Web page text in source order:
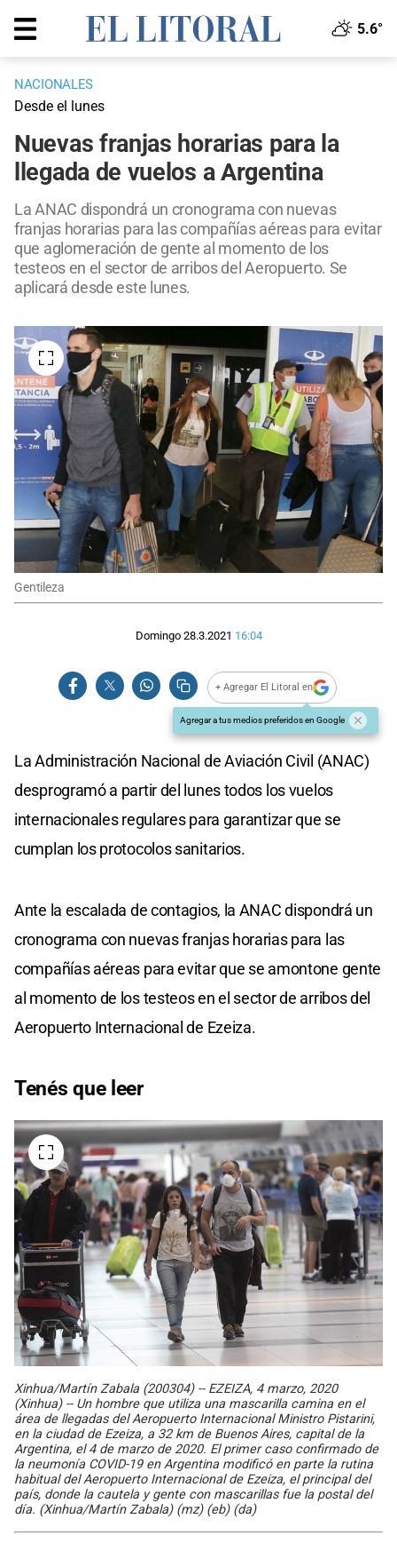
5.6°
NACIONALES
Desde el lunes
Nuevas franjas horarias para la
llegada de vuelos a Argentina
La ANAC dispondrá un cronograma con nuevas
franjas horarias para las compañías aéreas para evitar
que aglomeración de gente al momento de los
testeos en el sector de arribos del Aeropuerto. Se
aplicará desde este lunes.
Gentileza
Domingo 28.3.2021 16:04
+ Agregar El Litoral en
Agregar a tus medios preferidos en Google
La Administración Nacional de Aviación Civil (ANAC)
desprogramó a partir del lunes todos los vuelos
internacionales regulares para garantizar que se
cumplan los protocolos sanitarios.
Ante la escalada de contagios, la ANAC dispondrá un
cronograma con nuevas franjas horarias para las
compañías aéreas para evitar que se amontone gente
al momento de los testeos en el sector de arribos del
Aeropuerto Internacional de Ezeiza.
Tenés que leer
Xinhua/Martín Zabala (200304) -- EZEIZA, 4 marzo, 2020
(Xinhua) -- Un hombre que utiliza una mascarilla camina en el
área de llegadas del Aeropuerto Internacional Ministro Pistarini,
en la ciudad de Ezeiza, a 32 km de Buenos Aires, capital de la
Argentina, el 4 de marzo de 2020. El primer caso confirmado de
la neumonía COVID-19 en Argentina modificó en parte la rutina
habitual del Aeropuerto Internacional de Ezeiza, el principal del
país, donde la cautela y gente con mascarillas fue la postal del
día. (Xinhua/Martín Zabala) (mz) (eb) (da)